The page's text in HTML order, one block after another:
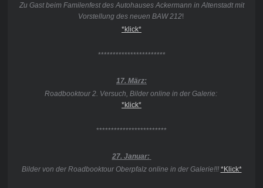
Zu Gast beim Familenfest des Autohauses Ackermann in Altenstadt mit
Vorstellung des neuen BAW 212!
*klick*
***********************
17. März:
Roadbooktour 2. Versuch, Bilder online in der Galerie:
*klick*
************************
27. Januar:
Bilder von der Roadbooktour Oberpfalz online in der Galerie!!! *Klick*